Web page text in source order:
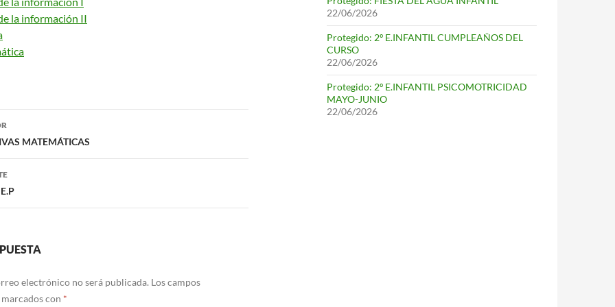
la información II
MATEMÁTICAS
electrónico no será publicada. Los campos
con *
22/06/2026
Protegido: 2º E.INFANTIL CUMPLEAÑOS DEL
CURSO
22/06/2026
Protegido: 2º E.INFANTIL PSICOMOTRICIDAD
MAYO-JUNIO
22/06/2026